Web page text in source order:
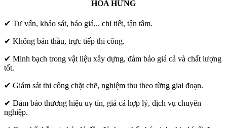
HÒA HƯNG
✔ Tư vấn, khảo sát, báo giá,.. chi tiết, tận tâm.
✔ Không bán thầu, trực tiếp thi công.
✔ Minh bạch trong vật liệu xây dựng, đảm bảo giá cả và chất lượng
tốt.
✔ Giám sát thi công chặt chẽ, nghiệm thu theo từng giai đoạn.
✔ Đảm bảo thương hiệu uy tín, giá cả hợp lý, dịch vụ chuyên
nghiệp.